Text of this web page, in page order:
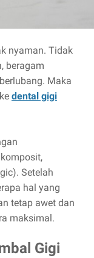
nyaman. Tidak
beragam
Maka
dental gigi
Setelah
hal yang
tetap awet dan
maksimal.
Gigi